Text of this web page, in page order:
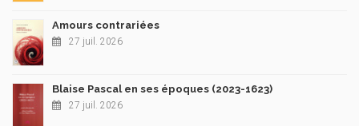
Amours contrariées
27 juil. 2026
Blaise Pascal en ses époques (2023-1623)
27 juil. 2026